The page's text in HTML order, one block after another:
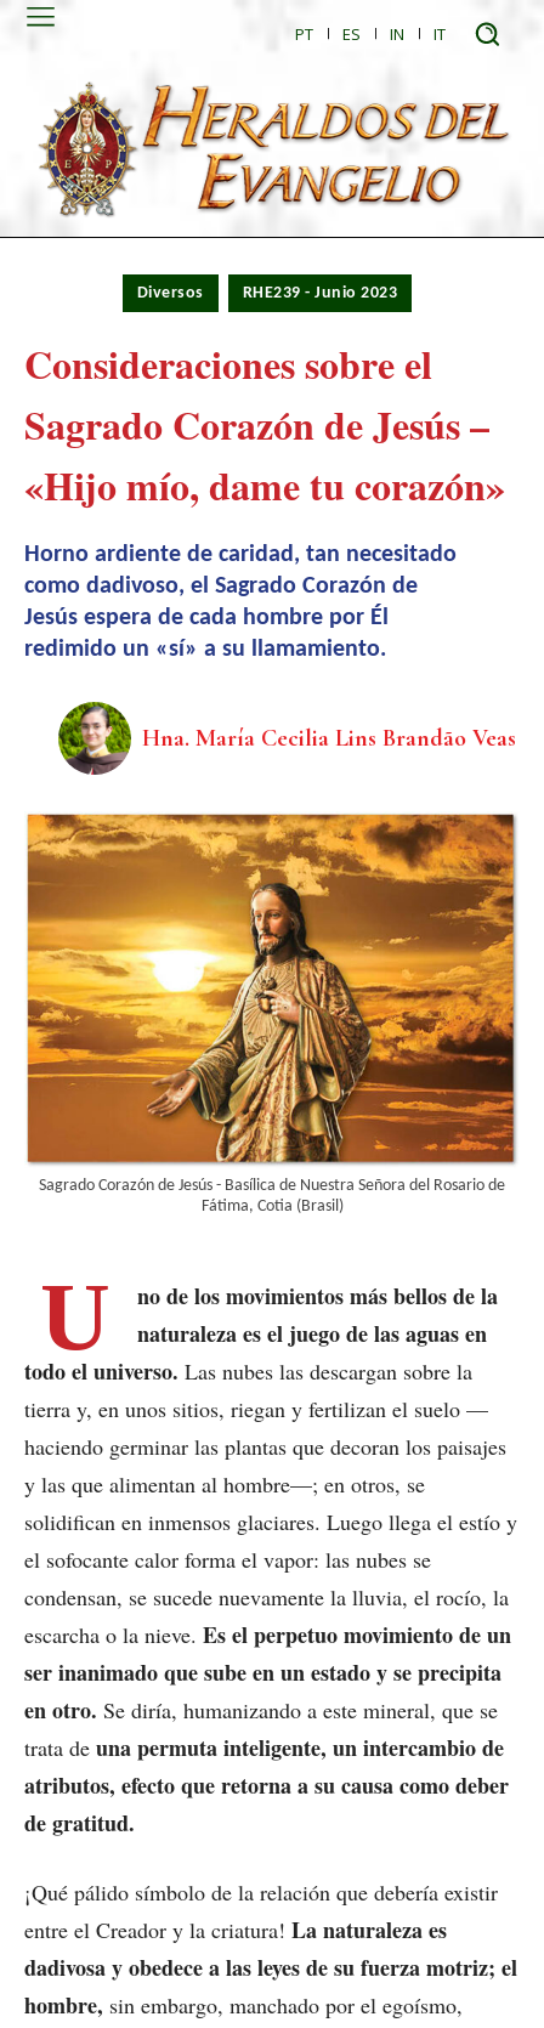
PT ES IN IT
Diversos RHE239 - Junio 2023
Consideraciones sobre el
Sagrado Corazón de Jesús –
«Hijo mío, dame tu corazón»
Horno ardiente de caridad, tan necesitado
como dadivoso, el Sagrado Corazón de
Jesús espera de cada hombre por Él
redimido un «sí» a su llamamiento.
Hna. María Cecilia Lins Brandão Veas
Sagrado Corazón de Jesús - Basílica de Nuestra Señora del Rosario de
Fátima, Cotia (Brasil)
U
no de los movimientos más bellos de la
naturaleza es el juego de las aguas en
todo el universo. Las nubes las descargan sobre la
tierra y, en unos sitios, riegan y fertilizan el suelo —
haciendo germinar las plantas que decoran los paisajes
y las que alimentan al hombre—; en otros, se
solidifican en inmensos glaciares. Luego llega el estío y
el sofocante calor forma el vapor: las nubes se
condensan, se sucede nuevamente la lluvia, el rocío, la
escarcha o la nieve. Es el perpetuo movimiento de un
ser inanimado que sube en un estado y se precipita
en otro. Se diría, humanizando a este mineral, que se
trata de una permuta inteligente, un intercambio de
atributos, efecto que retorna a su causa como deber
de gratitud.
¡Qué pálido símbolo de la relación que debería existir
entre el Creador y la criatura! La naturaleza es
dadivosa y obedece a las leyes de su fuerza motriz; el
hombre, sin embargo, manchado por el egoísmo,